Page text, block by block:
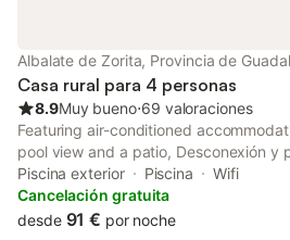
Albalate de Zorita, Provincia de
Casa rural para 4 personas
8.9Muy bueno⋅69 valoraciones
Featuring air-conditioned
pool view and a patio, Desconexión y
set in Albalate de Zorita. Featuring
views, this chalet also has free WiFi.
Piscina exterior Piscina
Wifi
Cancelación gratuita
desde 91 € por noche